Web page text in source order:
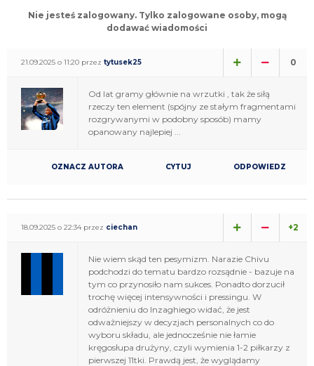
Nie jesteś zalogowany. Tylko zalogowane osoby, mogą
dodawać wiadomości
21.09.2025 o 11:20 przez tytusek25 0
Od lat gramy głównie na wrzutki , tak że siłą
rzeczy ten element (spójny ze stałym fragmentami
rozgrywanymi w podobny sposób) mamy
opanowany najlepiej ...
OZNACZ AUTORA CYTUJ ODPOWIEDZ
18.09.2025 o 22:34 przez ciechan +2
Nie wiem skąd ten pesymizm. Narazie Chivu
podchodzi do tematu bardzo rozsądnie - bazuje na
tym co przynosiło nam sukces. Ponadto dorzucił
trochę więcej intensywności i pressingu. W
odróżnieniu do Inzaghiego widać, że jest
odważniejszy w decyzjach personalnych co do
wyboru składu, ale jednocześnie nie łamie
kręgosłupa drużyny, czyli wymienia 1-2 piłkarzy z
pierwszej 11tki. Prawdą jest, że wyglądamy